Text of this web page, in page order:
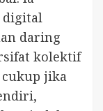
digital
daring
kolektif
jika